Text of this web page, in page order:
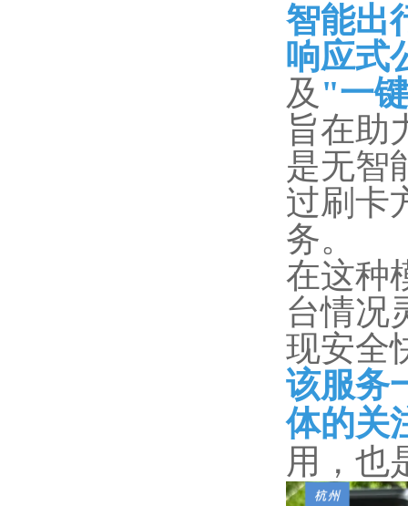
智能出
响应式
及 "一
旨在助
是无智
过刷卡
务。
在这种
台情况
现安全
该服务
体的关
用，也